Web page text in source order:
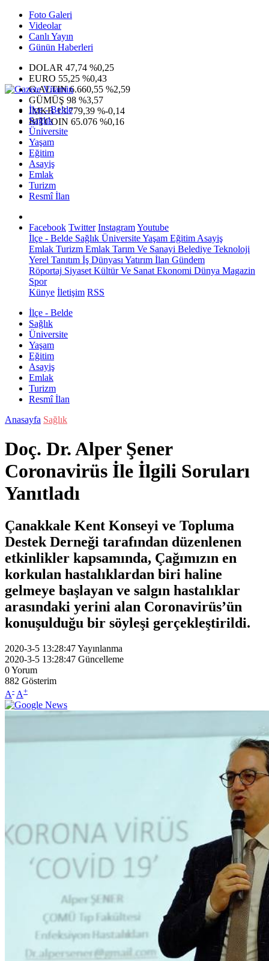
Foto Galeri
Videolar
Canlı Yayın
Günün Haberleri
DOLAR 47,74 %0,25
EURO 55,25 %0,43
G.ALTIN6.660,55 %2,59
GÜMÜŞ 98 %3,57
IMKB13.779,39 %-0,14
BITCOIN 65.076 %0,16
İlçe - Belde
Sağlık
Üniversite
Yaşam
Eğitim
Asayiş
Emlak
Turizm
Resmî İlan
Facebook Twitter InstagramYoutube
İlçe - Belde Sağlık ÜniversiteYaşam Eğitim Asayiş
Emlak Turizm Emlak Tarım Ve Sanayi Belediye Teknoloji
Yerel Tanıtım İş Dünyası Yatırım İlan Gündem
Röportaj Siyaset Kültür Ve Sanat Ekonomi Dünya Magazin
Spor
Künye İletişim RSS
İlçe - Belde
Sağlık
Üniversite
Yaşam
Eğitim
Asayiş
Emlak
Turizm
Resmî İlan
Anasayfa Sağlık
Doç. Dr. Alper Şener
Coronavirüs İle İlgili Soruları
Yanıtladı
Çanakkale Kent Konseyi ve Topluma
Destek Derneği tarafından düzenlenen
etkinlikler kapsamında, Çağımızın en
korkulan hastalıklardan biri haline
gelmeye başlayan ve salgın hastalıklar
arasındaki yerini alan Coronavirüs’ün
konuşulduğu bir söyleşi gerçekleştirildi.
2020-3-5 13:28:47Yayınlanma
2020-3-5 13:28:47 Güncelleme
0Yorum
882 Gösterim
A- A+